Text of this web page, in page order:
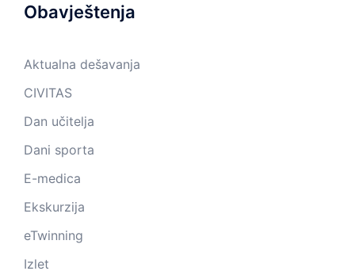
Obavještenja
Aktualna dešavanja
CIVITAS
Dan učitelja
Dani sporta
E-medica
Ekskurzija
eTwinning
Izlet